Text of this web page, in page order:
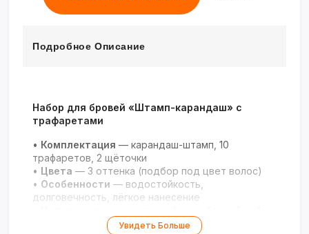
Подробное Описание
Набор для бровей «Штамп-карандаш» с
трафаретами
• Комплектация — карандаш-штамп, 10
трафаретов, 2 щёточки
• Цвета — 3 оттенка (подбор под цвет волос)
• Особенности — водостойкость,
долговечность, лёгкое нанесение
Увидеть Больше